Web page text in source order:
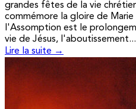
grandes fêtes de la vie
commémore la gloire de
l'Assomption est le
vie de Jésus, l'aboutissement...
Lire la suite →